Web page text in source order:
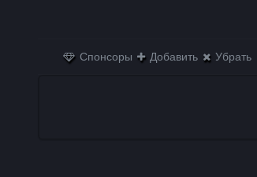
Спонсоры Добавить Убрать